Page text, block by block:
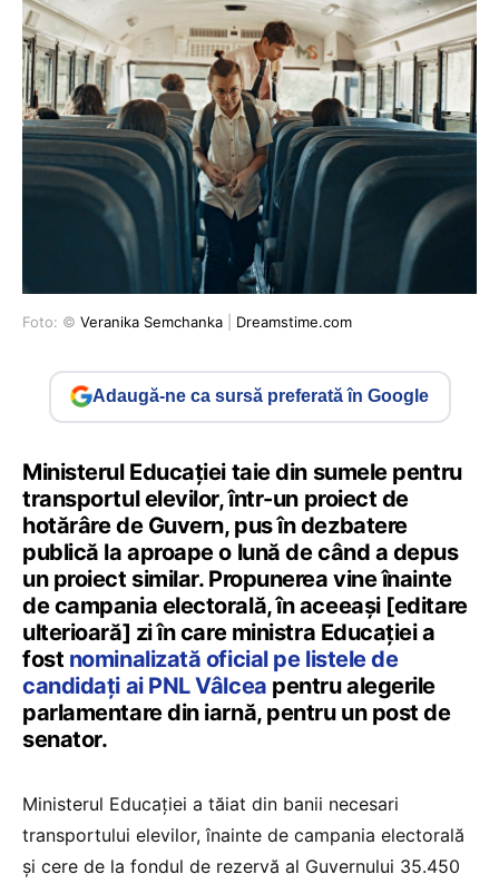
Foto: © Veranika Semchanka Dreamstime.com
Adaugă-ne ca sursă preferată în Google
Ministerul Educației taie din sumele pentru
transportul elevilor, într-un proiect de
hotărâre de Guvern, pus în dezbatere
publică la aproape o lună de când a depus
un proiect similar. Propunerea vine înainte
de campania electorală, în aceeași [editare
ulterioară] zi în care ministra Educației a
fost nominalizată oficial pe listele de
candidați ai PNL Vâlcea pentru alegerile
parlamentare din iarnă, pentru un post de
senator.
Ministerul Educației a tăiat din banii necesari
transportului elevilor, înainte de campania electorală
și cere de la fondul de rezervă al Guvernului 35.450